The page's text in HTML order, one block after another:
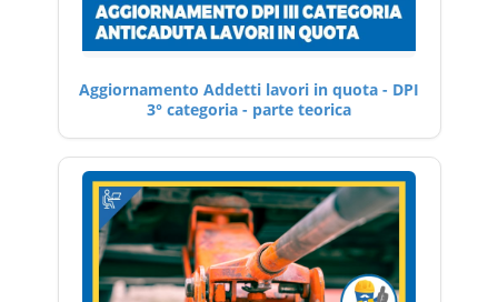
Aggiornamento Addetti lavori in quota - DPI
3° categoria - parte teorica